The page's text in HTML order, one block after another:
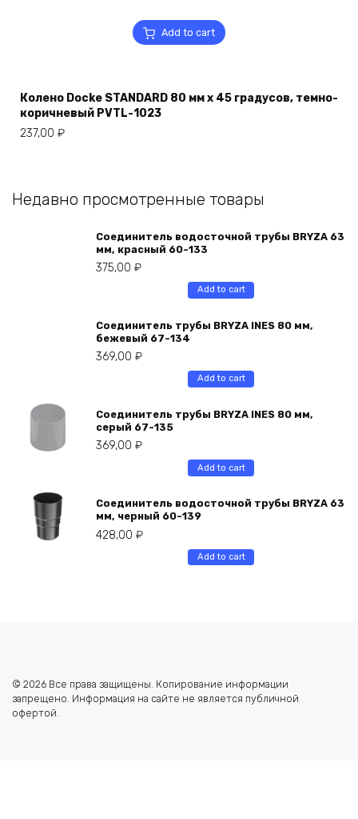
Add to cart
Колено Docke STANDARD 80 мм х 45 градусов, темно-
коричневый PVTL-1023
237,00 ₽
Недавно просмотренные товары
Соединитель водосточной трубы BRYZA 63
мм, краcный 60-133
375,00 ₽
Add to cart
Соединитель трубы BRYZA INES 80 мм,
бежевый 67-134
369,00 ₽
Add to cart
Соединитель трубы BRYZA INES 80 мм,
серый 67-135
369,00 ₽
Add to cart
Соединитель водосточной трубы BRYZA 63
мм, черный 60-139
428,00 ₽
Add to cart
© 2026 Все права защищены. Копирование информации
запрещено. Информация на сайте не является публичной
офертой.